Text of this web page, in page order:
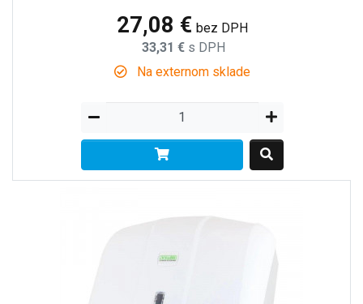
27,08 € bez DPH
33,31 € s DPH
Na externom sklade